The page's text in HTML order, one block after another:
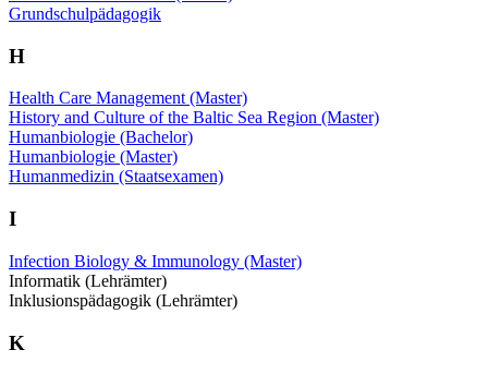
Grundschulpädagogik
H
Health Care Management (Master)
History and Culture of the Baltic Sea Region (Master)
Humanbiologie (Bachelor)
Humanbiologie (Master)
Humanmedizin (Staatsexamen)
I
Infection Biology & Immunology (Master)
Informatik (Lehrämter)
Inklusionspädagogik (Lehrämter)
K